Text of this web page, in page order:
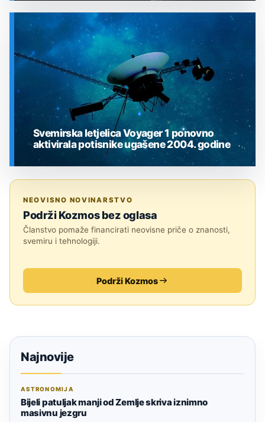
SVEMIR
Svemirska letjelica Voyager 1 ponovno
aktivirala potisnike ugašene 2004. godine
NEOVISNO NOVINARSTVO
Podrži Kozmos bez oglasa
Članstvo pomaže financirati neovisne priče o znanosti,
svemiru i tehnologiji.
Podrži Kozmos
Najnovije
ASTRONOMIJA
Bijeli patuljak manji od Zemlje skriva iznimno
masivnu jezgru